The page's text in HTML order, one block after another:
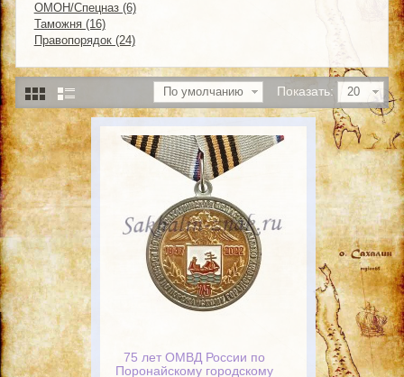
ОМОН/Спецназ (6)
Таможня (16)
Правопорядок (24)
Показать: 20
По умолчанию
75 лет ОМВД России по
Поронайскому городскому